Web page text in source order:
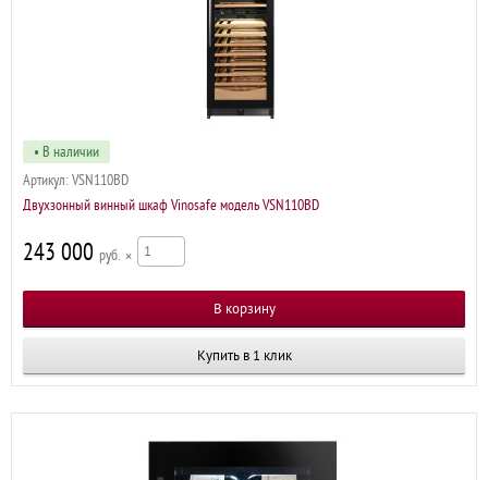
• В наличии
Артикул: VSN110BD
Двухзонный винный шкаф Vinosafe модель VSN110BD
243 000 р ×
Купить в 1 клик